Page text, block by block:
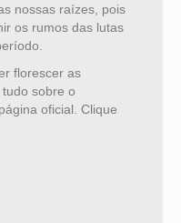
nossas raízes, pois
os rumos das lutas
florescer as
sobre o
oficial. Clique